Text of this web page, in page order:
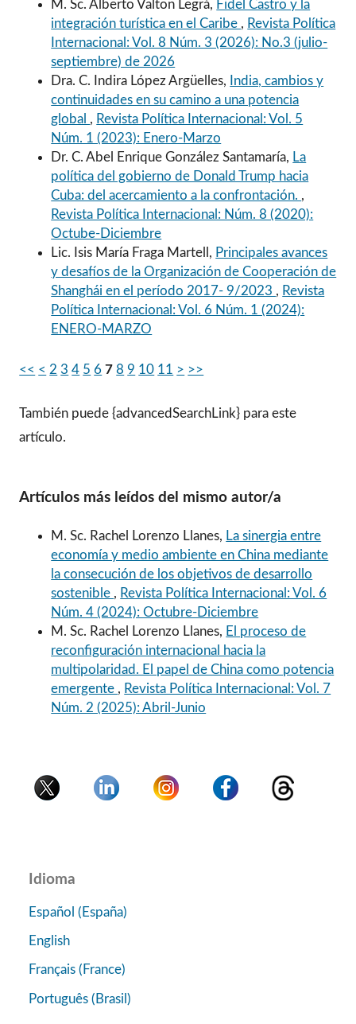
M. Sc. Alberto Valton Legrá, Fidel Castro y la
integración turística en el Caribe , Revista Política
Internacional: Vol. 8 Núm. 3 (2026): No.3 (julio-
septiembre) de 2026
Dra. C. Indira López Argüelles,
India, cambios y
continuidades en su camino a una potencia
global , Revista Política Internacional: Vol. 5
Núm. 1 (2023): Enero-Marzo
Dr. C. Abel Enrique González Santamaría, La
política del gobierno de Donald Trump hacia
Cuba: del acercamiento a la confrontación. ,
Revista Política Internacional: Núm. 8 (2020):
Octube-Diciembre
Lic. Isis María Fraga Martell, Principales avances
y desafíos de la Organización de Cooperación de
Shanghái en el período 2017- 9/2023 , Revista
Política Internacional: Vol. 6 Núm. 1 (2024):
ENERO-MARZO
<< < 2 3 4 5 6 7 8 9 10 11 > >>
También puede {advancedSearchLink} para este
artículo.
Artículos más leídos del mismo autor/a
M. Sc. Rachel Lorenzo Llanes, La sinergia entre
economía y medio ambiente en China mediante
la consecución de los objetivos de desarrollo
sostenible , Revista Política Internacional: Vol. 6
Núm. 4 (2024): Octubre-Diciembre
M. Sc. Rachel Lorenzo Llanes, El proceso de
reconfiguración internacional hacia la
multipolaridad. El papel de China como potencia
emergente , Revista Política Internacional: Vol. 7
Núm. 2 (2025): Abril-Junio
Idioma
Español (España)
English
Français (France)
Português (Brasil)